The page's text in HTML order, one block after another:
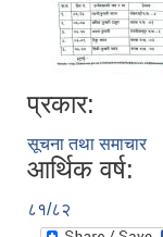
प्रकार:
सूचना तथा समाचार
आर्थिक वर्ष:
८१/८२